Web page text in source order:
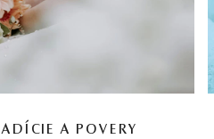
A POVERY